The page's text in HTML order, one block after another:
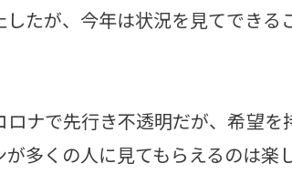
たが、今年は状況を見てできる
ナで先行き不透明だが、希望を
多くの人に見てもらえるのは楽